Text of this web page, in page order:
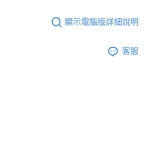
顯示電腦版詳細說明
客服